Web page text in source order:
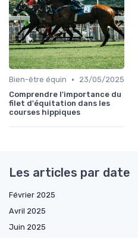
Bien-être équin •
23/05/2025
Comprendre l'importance du
filet d'équitation dans les
courses hippiques
Les articles par date
Février 2025
Avril 2025
Juin 2025